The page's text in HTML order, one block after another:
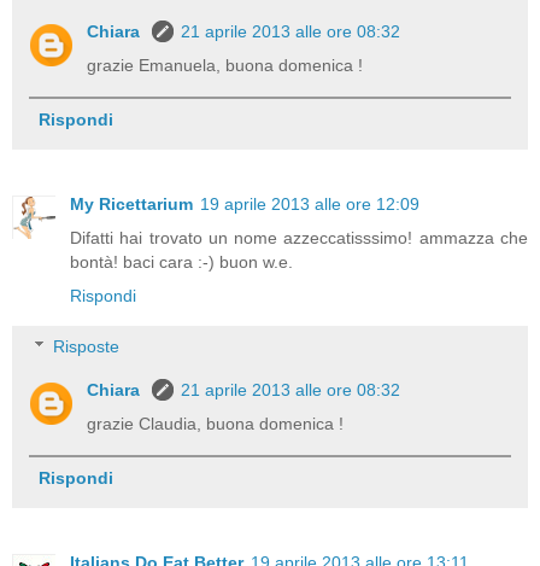
Chiara
21 aprile 2013 alle ore 08:32
grazie Emanuela, buona domenica !
Rispondi
My Ricettarium 19 aprile 2013 alle ore 12:09
Difatti hai trovato un nome azzeccatisssimo! ammazza che
bontà! baci cara :-) buon w.e.
Rispondi
Risposte
Chiara
21 aprile 2013 alle ore 08:32
grazie Claudia, buona domenica !
Rispondi